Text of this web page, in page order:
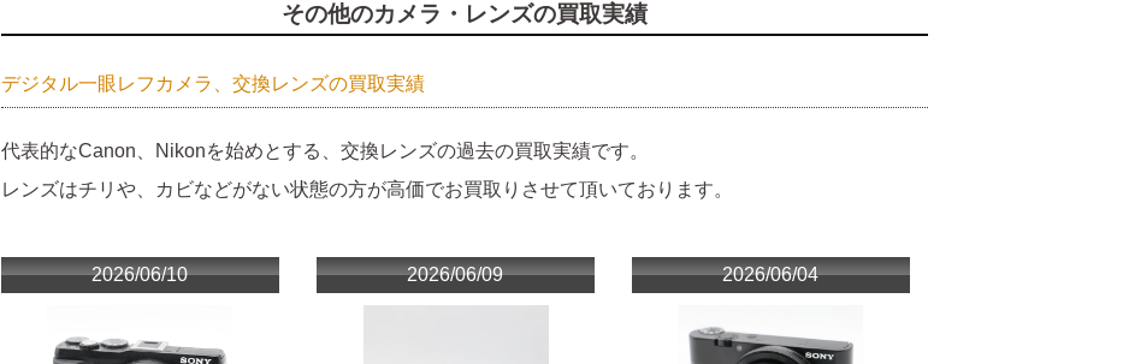
その他のカメラ・レンズの買取実績
デジタル一眼レフカメラ、交換レンズの買取実績
代表的なCanon、Nikonを始めとする、交換レンズの過去の買取実績です。
レンズはチリや、カビなどがない状態の方が高価でお買取りさせて頂いております。
2026/06/10 2026/06/09 2026/06/04